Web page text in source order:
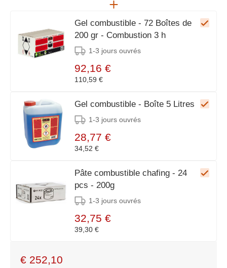
Gel combustible - 72 Boîtes de
200 gr - Combustion 3 h
1-3 jours ouvrés
92,16 €
110,59 €
Gel combustible - Boîte 5 Litres
1-3 jours ouvrés
28,77 €
34,52 €
Pâte combustible chafing - 24
pcs - 200g
1-3 jours ouvrés
32,75 €
39,30 €
€ 252,10